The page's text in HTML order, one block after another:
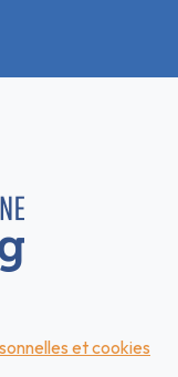
et cookies